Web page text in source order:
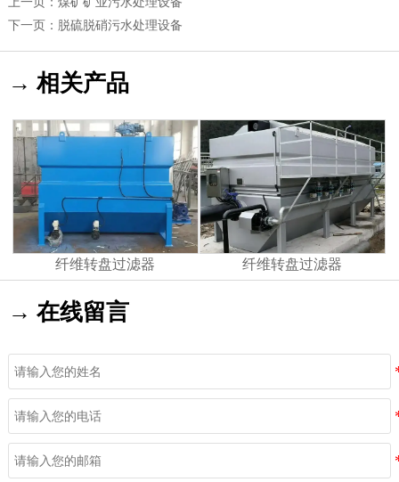
下一页： 脱硫脱硝污水处理设备
→ 相关产品
纤维转盘过滤器 纤维转盘过滤器
→ 在线留言